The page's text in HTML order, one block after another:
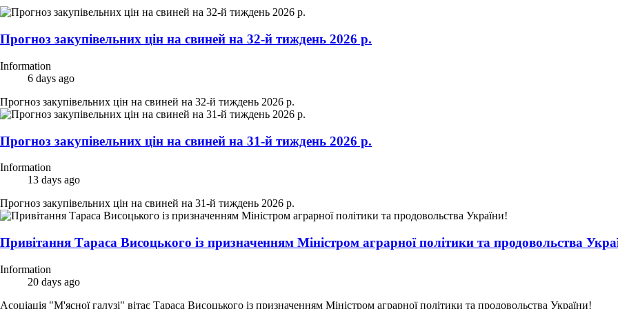
Прогноз закупівельних цін на свиней на 32-й тиждень 2026 р.
Information
6 days ago
Прогноз закупівельних цін на свиней на 32-й тиждень 2026 р.
Прогноз закупівельних цін на свиней на 31-й тиждень 2026 р.
Information
13 days ago
Прогноз закупівельних цін на свиней на 31-й тиждень 2026 р.
Привітання Тараса Висоцького із призначенням Міністром аграрної політики та продовольства
Information
20 days ago
Асоціація "М'ясної галузі" вітає Тараса Висоцького із призначенням Міністром аграрної політики та продовольства України!